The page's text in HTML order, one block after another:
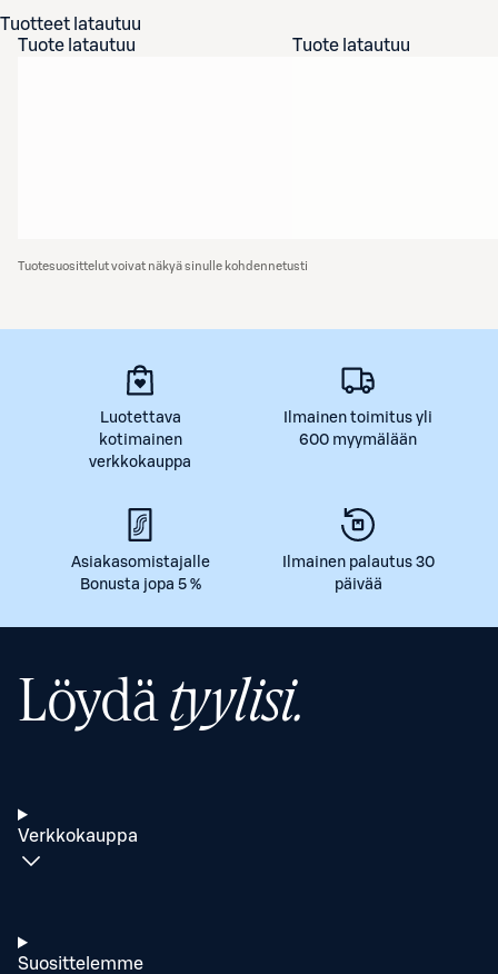
Tuotteet latautuu
Tuote latautuu
Tuote latautuu
Tuotesuosittelut voivat näkyä sinulle kohdennetusti
Luotettava
kotimainen
verkkokauppa
Ilmainen toimitus yli
600 myymälään
Asiakasomistajalle
Bonusta jopa 5 %
Ilmainen palautus 30
päivää
Löydätyylisi.
Verkkokauppa
Suosittelemme